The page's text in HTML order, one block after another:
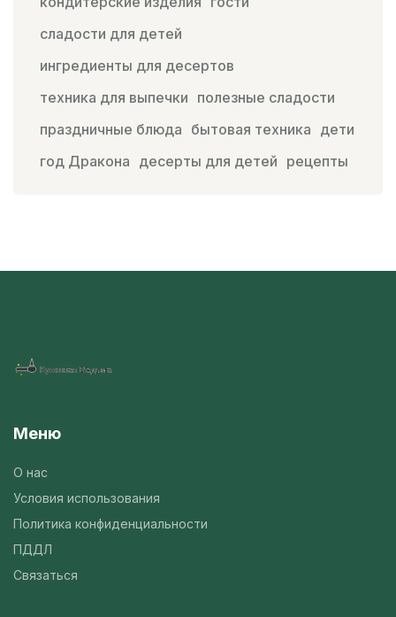
сладости для детей
ингредиенты для десертов
техника для выпечки полезные сладости
праздничные блюда бытовая техника дети
год Дракона десерты для детей рецепты
Меню
О нас
Условия использования
Политика конфиденциальности
ПДДЛ
Связаться